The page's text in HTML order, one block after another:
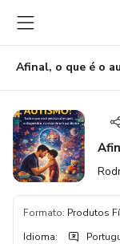
para
o
conteúdo
principal
para
o
pagamento
para
o
rodapé
Formato: Produtos
Idioma: